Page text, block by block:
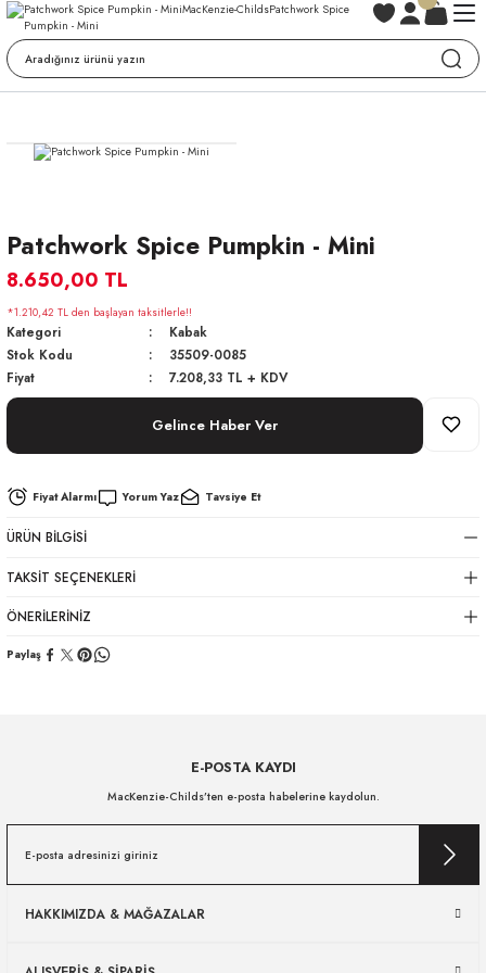
Patchwork Spice Pumpkin - Mini
8.650,00 TL
*1.210,42 TL den başlayan taksitlerle!!
Kategori
Kabak
Stok Kodu
35509-0085
Fiyat
7.208,33 TL + KDV
Gelince Haber Ver
Fiyat Alarmı Yorum Yaz Tavsiye Et
ÜRÜN BILGISI
TAKSIT SEÇENEKLERI
ÖNERILERINIZ
Paylaş
E-POSTA KAYDI
MacKenzie-Childs’ten e-posta habelerine kaydolun.
HAKKIMIZDA & MAĞAZALAR